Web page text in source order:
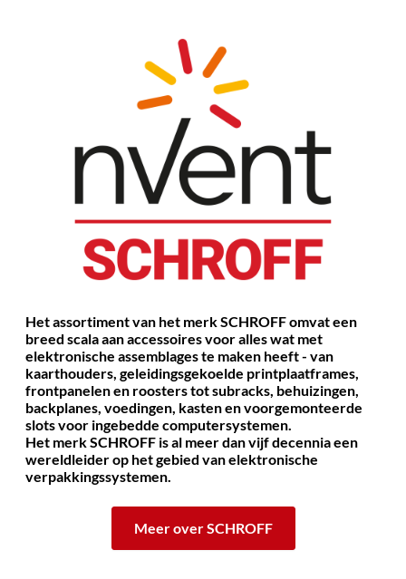
Het assortiment van het merk SCHROFF omvat een
breed scala aan accessoires voor alles wat met
elektronische assemblages te maken heeft - van
kaarthouders, geleidingsgekoelde printplaatframes,
frontpanelen en roosters tot subracks, behuizingen,
backplanes, voedingen, kasten en voorgemonteerde
slots voor ingebedde computersystemen.
Het merk SCHROFF is al meer dan vijf decennia een
wereldleider op het gebied van elektronische
verpakkingssystemen.
Meer over SCHROFF